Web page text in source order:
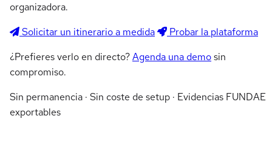
organizadora.
Solicitar un itinerario a medida
Probar la plataforma
¿Prefieres verlo en directo?Agenda una demosin
compromiso.
Sin permanencia · Sin coste de setup · Evidencias FUNDAE
exportables